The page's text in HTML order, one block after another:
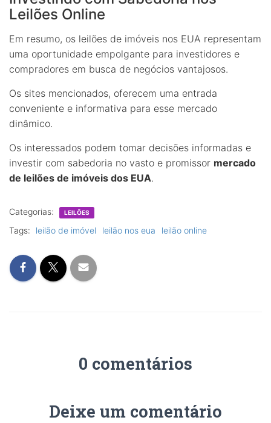
Leilões Online
Em resumo, os leilões de imóveis nos EUA representam
uma oportunidade empolgante para investidores e
compradores em busca de negócios vantajosos.
Os sites mencionados, oferecem uma entrada
conveniente e informativa para esse mercado
dinâmico.
Os interessados podem tomar decisões informadas e
investir com sabedoria no vasto e promissor mercado
de leilões de imóveis dos EUA.
Categorias: LEILÕES
Tags: leilão de imóvel leilão nos eua leilão online
0 comentários
Deixe um comentário